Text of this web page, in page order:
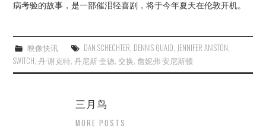
病考验的故事，是一部催泪轻喜剧，将于今年夏天在伦敦开机。
映像快讯 DAN SCHECHTER, DENNIS QUAID, JENNIFER ANISTON,
SWITCH,丹·谢克特,丹尼斯·奎德,交换,詹妮弗·安尼斯顿
三月鸟
MORE POSTS